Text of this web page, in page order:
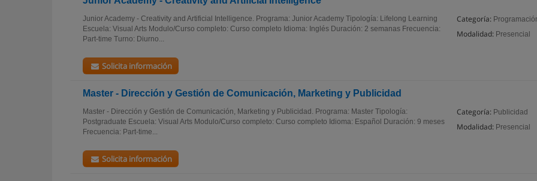
Categoría:
Modalidad: Presencial
Junior Academy - Creativity and Artificial Intelligence. Programa: Junior Academy Tipología: Lifelong Learning
Escuela: Visual Arts Modulo/Curso completo: Curso completo Idioma: Inglés Duración: 2 semanas Frecuencia:
Part-time Turno: Diurno...
Solicita información
Master - Dirección y Gestión de Comunicación, Marketing y Publicidad
Categoría: Publicidad
Modalidad: Presencial
Master - Dirección y Gestión de Comunicación, Marketing y Publicidad. Programa: Master Tipología:
Postgraduate Escuela: Visual Arts Modulo/Curso completo: Curso completo Idioma: Español Duración: 9 meses
Frecuencia: Part-time...
Solicita información